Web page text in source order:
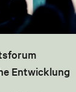
Entwicklung